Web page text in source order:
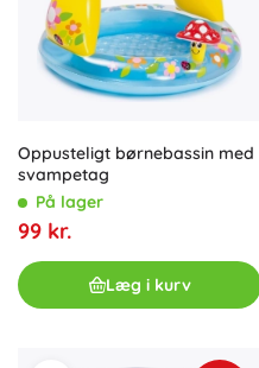
Oppusteligt børnebassin med
svampetag
På lager
99 kr.
Læg i kurv